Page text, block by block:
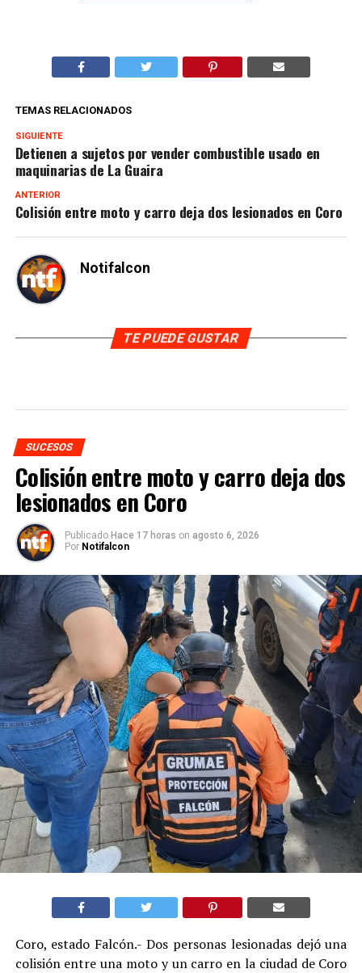
TEMAS RELACIONADOS
SIGUIENTE
Detienen a sujetos por vender combustible usado en
maquinarias de La Guaira
ANTERIOR
Colisión entre moto y carro deja dos lesionados en Coro
Notifalcon
TE PUEDE GUSTAR
SUCESOS
Colisión entre moto y carro deja dos
lesionados en Coro
Publicado Hace 17 horas on agosto 6, 2026
Por Notifalcon
Coro, estado Falcón.- Dos personas lesionadas dejó una
colisión entre una moto y un carro en la ciudad de Coro